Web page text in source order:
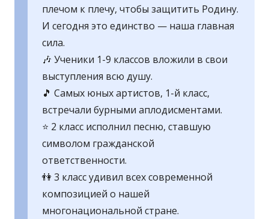
плечом к плечу, чтобы защитить Родину.
И сегодня это единство — наша главная
сила.
🎶 Ученики 1-9 классов вложили в свои
выступления всю душу.
🎵 Самых юных артистов, 1-й класс,
встречали бурными аплодисментами.
⭐ 2 класс исполнил песню, ставшую
символом гражданской
ответственности.
👫 3 класс удивил всех современной
композицией о нашей
многонациональной стране.